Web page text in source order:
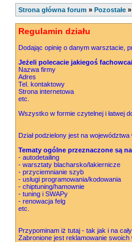
Strona główna forum » Pozostałe »
Regulamin działu
Dodając opinię o danym warsztacie,
Jeżeli polecacie jakiegoś
Nazwa firmy
Adres
Tel. kontaktowy
Strona internetowa
etc.
Wszystko w formie czytelnej i łatwej
Dział podzielony jest na
Tematy ogólne przeznaczone są
- autodetailing
- warsztaty blacharsko/lakiernicze
- przyciemnianie szyb
- usługi programowania/kodowania
- chiptuning/hamownie
- tuning i SWAPy
- renowacja felg
etc.
Przypominam iż tutaj - tak jak i na
Zabronione jest reklamowanie swoich